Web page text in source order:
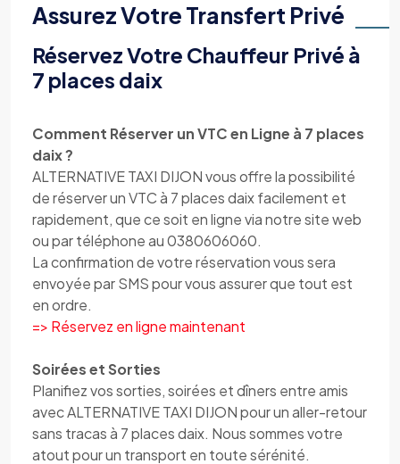
Assurez Votre Transfert Privé
Réservez Votre Chauffeur Privé à
7 places daix
Comment Réserver un VTC en Ligne à 7 places
daix ?
ALTERNATIVE TAXI DIJON vous offre la possibilité
de réserver un VTC à 7 places daix facilement et
rapidement, que ce soit en ligne via notre site web
ou par téléphone au 0380606060.
La confirmation de votre réservation vous sera
envoyée par SMS pour vous assurer que tout est
en ordre.
=> Réservez en ligne maintenant
Soirées et Sorties
Planifiez vos sorties, soirées et dîners entre amis
avec ALTERNATIVE TAXI DIJON pour un aller-retour
sans tracas à 7 places daix. Nous sommes votre
atout pour un transport en toute sérénité.